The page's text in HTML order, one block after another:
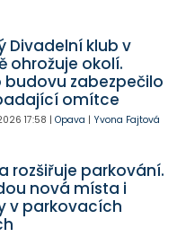
Divadelní klub v
ohrožuje okolí.
budovu zabezpečilo
omítce
17:58 | Opava | Yvona Fajtová
rozšiřuje parkování.
nová místa i
v parkovacích